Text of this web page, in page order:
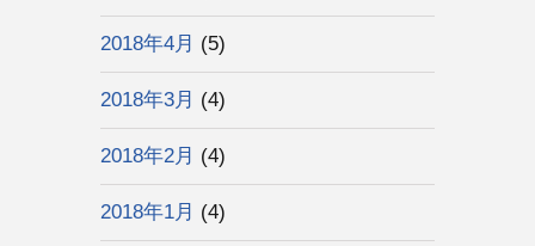
2018年4月 (5)
2018年3月 (4)
2018年2月 (4)
2018年1月 (4)